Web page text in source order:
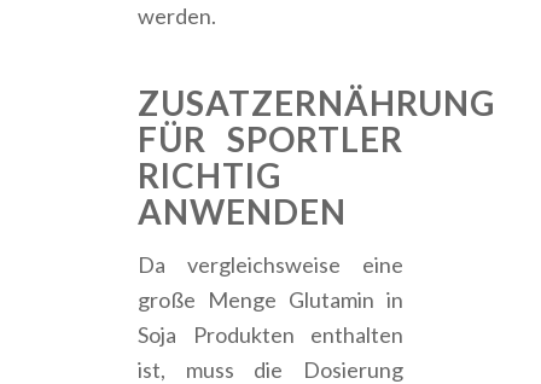
werden.
ZUSATZERNÄHRUNG
FÜR SPORTLER
RICHTIG
ANWENDEN
Da vergleichsweise eine
große Menge Glutamin in
Soja Produkten enthalten
ist, muss die Dosierung